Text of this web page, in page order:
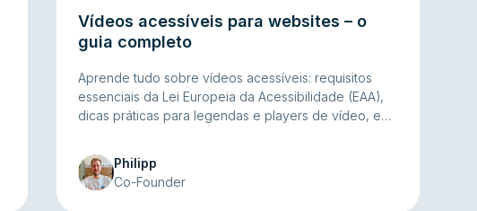
Vídeos acessíveis para websites – o
guia completo
Aprende tudo sobre vídeos acessíveis: requisitos
essenciais da Lei Europeia da Acessibilidade (EAA),
dicas práticas para legendas e players de vídeo, e
conforme. Leitura obrigatória sobre acessibilidade
digital!
Philipp
Co-Founder